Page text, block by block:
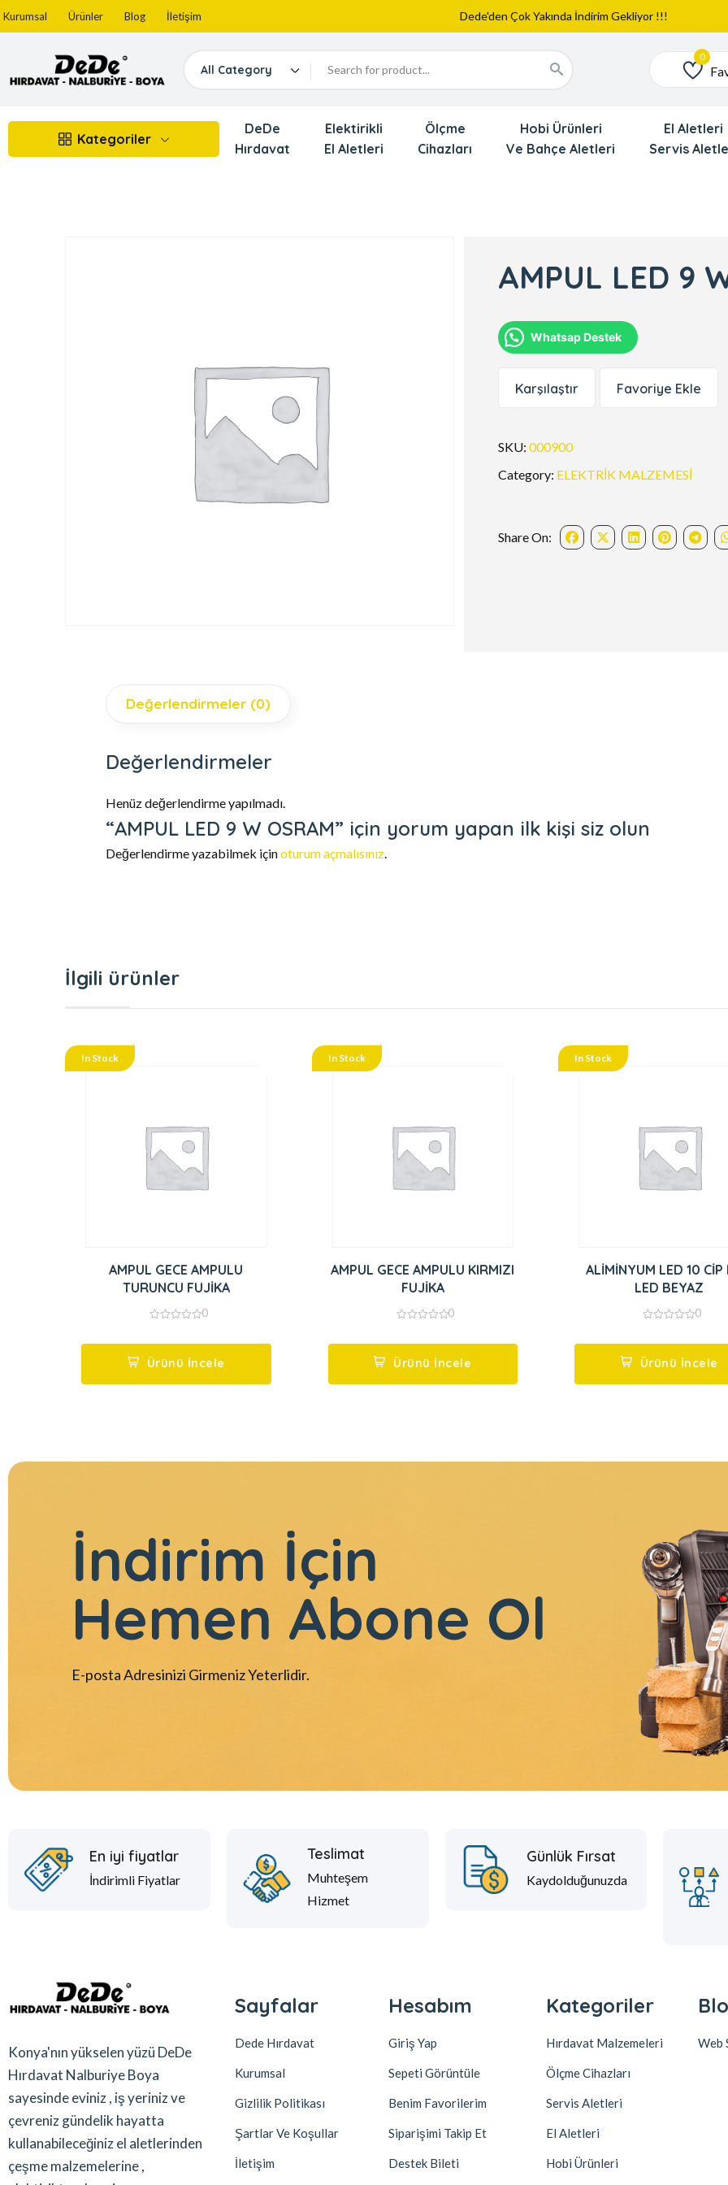
Kurumsal Ürünler Blog İletişim
Web Sitemiz Yayında
Yeni Eklenen Ürünlerimizi İnceledinizmi ?
All Category Favoriler
Kategoriler
DeDe
Hırdavat
Elektirikli
El Aletleri
Ölçme
Cihazları
Hobi Ürünleri
Ve Bahçe Aletleri
El Aletleri
Servis
AMPUL LED 9
Whatsap Destek
Karşılaştır Favoriye Ekle
SKU:000900
Category: ELEKTRİK MALZEMESİ
Share On:
Değerlendirmeler (0)
Değerlendirmeler
Henüz değerlendirme yapılmadı.
“AMPUL LED 9 W OSRAM” için yorum yapan ilk kişi siz olun
Değerlendirme yazabilmek içinoturum açmalısınız.
İlgili ürünler
In Stock
AMPUL GECE AMPULU
TURUNCU FUJİKA
5
0
Ürünü İncele
In Stock
AMPUL GECE AMPULU KIRMIZI
FUJİKA
5
0
Ürünü İncele
In Stock
ALİMİNYUM LED 10 CİP
LED BEYAZ
5
0
Ürünü İncele
İndirim İçin
Hemen Abone Ol
E-posta Adresinizi Girmeniz Yeterlidir.
En iyi fiyatlar
İndirimli Fiyatlar
Teslimat
Muhteşem
Hizmet
Günlük Fırsat
Kaydolduğunuzda
Konya'nın yükselen yüzü DeDe
Hırdavat Nalburiye Boya
sayesinde eviniz , iş yeriniz ve
çevreniz gündelik hayatta
kullanabileceğiniz el aletlerinden
çeşme malzemelerine ,
Sayfalar
Dede Hırdavat
Kurumsal
Gizlilik Politikası
Şartlar Ve Koşullar
İletişim
Hesabım
Giriş Yap
Sepeti Görüntüle
Benim Favorilerim
Siparişimi Takip Et
Destek Bileti
Kategoriler
Hırdavat Malzemeleri
Ölçme Cihazları
Servis Aletleri
El Aletleri
Hobi Ürünleri
Web